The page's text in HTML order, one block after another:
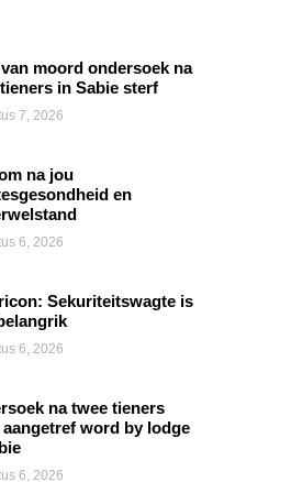
moord ondersoek na
in Sabie sterf
7, 2026
na jou
en
6, 2026
Sekuriteitswagte is
6, 2026
na twee tieners
word by lodge
6, 2026